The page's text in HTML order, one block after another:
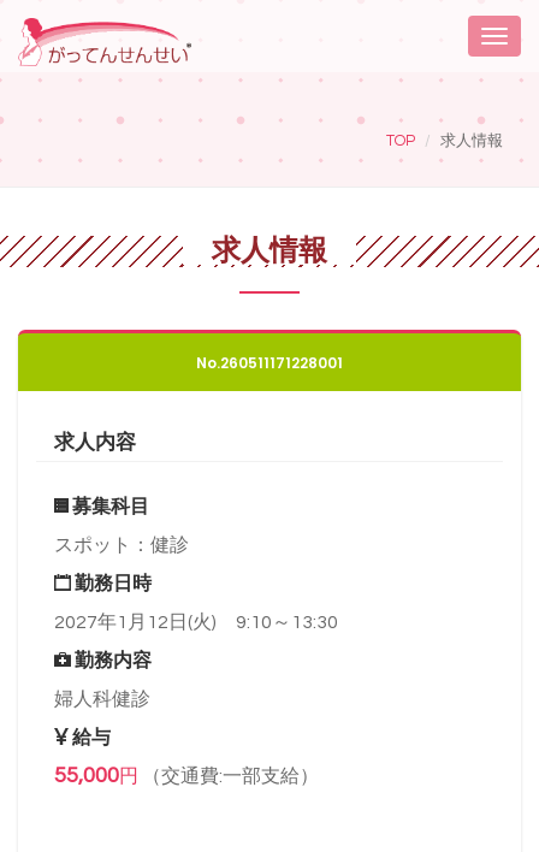
Toggle
TOP 求人情報
求人情報
No.260511171228001
求人内容
募集科目
スポット：健診
勤務日時
2027年1月12日(火) 9:10～13:30
勤務内容
婦人科健診
給与
55,000円 （交通費:一部支給）